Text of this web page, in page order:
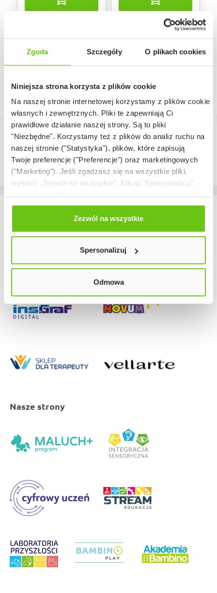
Zgoda Szczegóły O plikach cookies
Niniejsza strona korzysta z plików cookie
Na naszej stronie internetowej korzystamy z plików cookie:
własnych i zewnętrznych. Pliki te zapewniają Ci
prawidłowe działanie naszej strony. Są to pliki
"Niezbędne". Korzystamy też z plików do analiz ruchu na
naszej stronie ("Statystyka"), plików, które zapisują
Twoje preferencje ("Preferencje") oraz marketingowych
("Marketing"). Jeśli zgadzasz się na wszystkie pliki,
wybierz „Zezwól na wszystkie”. Kliknij "Spersonalizuj",
Odmów zgody poprzez przycisk „Odmowa”. Wtedy
użyjemy tylko plików niezbędnych dla naszej strony.
Twój wybór możesz zmienić przez kliknięcie przycisku w
Polityce prywatności
Zezwól na wszystkie
Spersonalizuj
Odmowa
Nasze strony